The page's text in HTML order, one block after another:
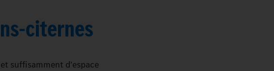
citernes
suffisamment d'espace